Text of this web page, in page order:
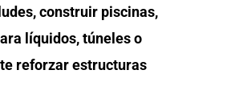
construir piscinas,
líquidos, túneles o
reforzar estructuras